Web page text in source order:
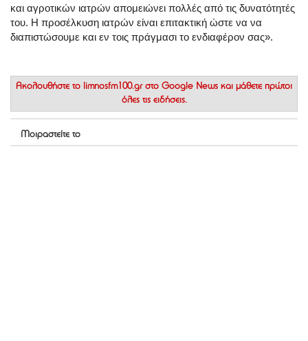
και αγροτικών ιατρών απομειώνει πολλές από τις δυνατότητές
του. Η προσέλκυση ιατρών είναι επιτακτική ώστε να να
διαπιστώσουμε και εν τοις πράγμασι το ενδιαφέρον σας».
Ακολουθήστε το limnosfm100.gr στο Google News και μάθετε πρώτοι
όλες τις ειδήσεις.
Μοιραστείτε το